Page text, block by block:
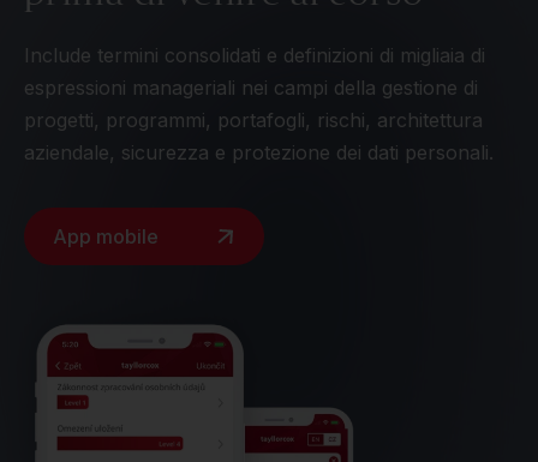
Include termini consolidati e definizioni di migliaia di
espressioni manageriali nei campi della gestione di
progetti, programmi, portafogli, rischi, architettura
aziendale, sicurezza e protezione dei dati personali.
App mobile